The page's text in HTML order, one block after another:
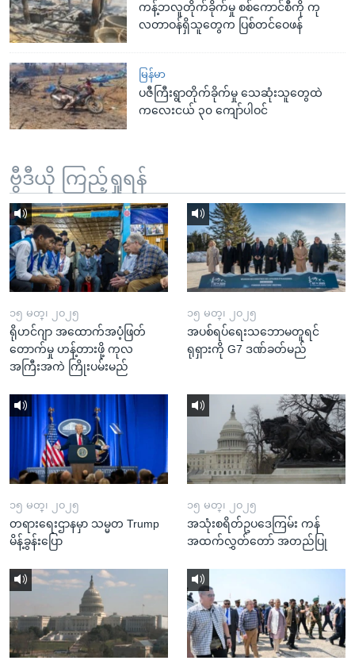
ကန့်ဘလူတိုက်ခိုက်မှု စစ်ကောင်စီကို ကု
လတာဝန်ရှိသူတွေက ပြစ်တင်ဝေဖန်
မြန်မာ
ပဇီကြီးရွာတိုက်ခိုက်မှု သေဆုံးသူတွေထဲ
ကလေးငယ် ၃၀ ကျော်ပါဝင်
ဗွီဒီယို ကြည့်ရှုရန်
၁၅ မတ္၊ ၂၀၂၅
ရိုဟင်ဂျာ အထောက်အပံ့ဖြတ်
တောက်မှု ဟန့်တားဖို့ ကုလ
အကြီးအကဲ ကြိုးပမ်းမည်
၁၅ မတ္၊ ၂၀၂၅
အပစ်ရပ်ရေးသဘောမတူရင်
ရုရှားကို G7 ဒဏ်ခတ်မည်
၁၅ မတ္၊ ၂၀၂၅
တရားရေးဌာနမှာ သမ္မတ Trump
မိန့်ခွန်းပြော
၁၅ မတ္၊ ၂၀၂၅
အသုံးစရိတ်ဥပဒေကြမ်း ကန်
အထက်လွှတ်တော် အတည်ပြု